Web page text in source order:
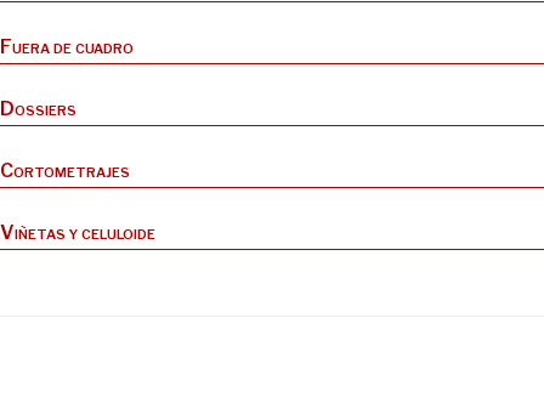
Fuera de cuadro
Dossiers
Cortometrajes
Viñetas y celuloide